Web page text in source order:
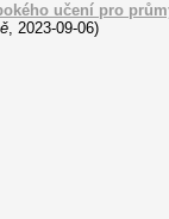
učení pro
, 2023-09-06)